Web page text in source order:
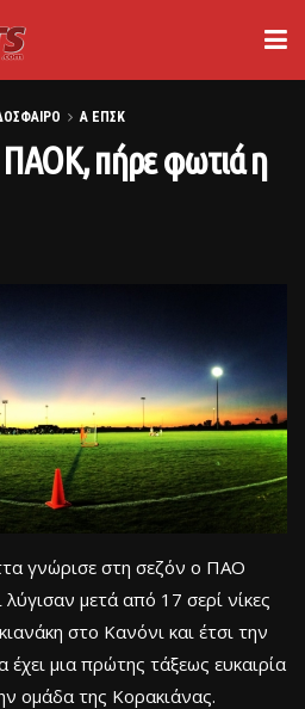
Α ΕΠΣΚ
πήρε φωτιά η
γνώρισε στη σεζόν ο ΠΑΟ
μετά από 17 σερί νίκες
στο Κανόνι και έτσι την
μια πρώτης τάξεως ευκαιρία
ομάδα της Κορακιάνας.